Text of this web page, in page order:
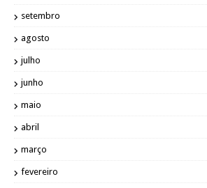
setembro
agosto
julho
junho
maio
abril
março
fevereiro